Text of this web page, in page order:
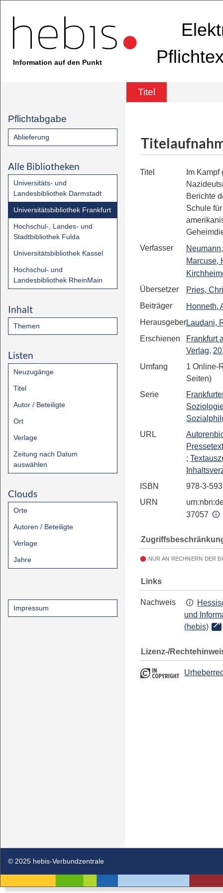
Information auf den Punkt
Titel
Pflichtabgabe
Ablieferung
Alle Bibliotheken
Universitäts- und
Landesbibliothek Darmstadt
Universitätsbibliothek Frankfurt
Hochschul-, Landes- und
Stadtbibliothek Fulda
Universitätsbibliothek Kassel
Hochschul- und
Landesbibliothek RheinMain
Inhalt
Themen
Listen
Neuzugänge
Titel
Autor / Beteiligte
Ort
Verlage
Zeitung nach Datum
auswählen
Clouds
Orte
Autoren / Beteiligte
Verlage
Jahre
Impressum
Titel
Im Kampf
Berichte
Schule
Verfasser
Marcuse,
Übersetzer
Pries,
Beiträger
Honneth,
HerausgeberLaudani,
Erschienen
Frankfurt
Verlag,
Umfang
1 Online-
Seiten)
Serie
URL
Pressetext
;
ISBN
978-3-
URN
37057
NUR AN RECHNERN DER
Links
Nachweis
und
(hebis)
Lizenz-/
© 2025 hebis-Verbundzentrale